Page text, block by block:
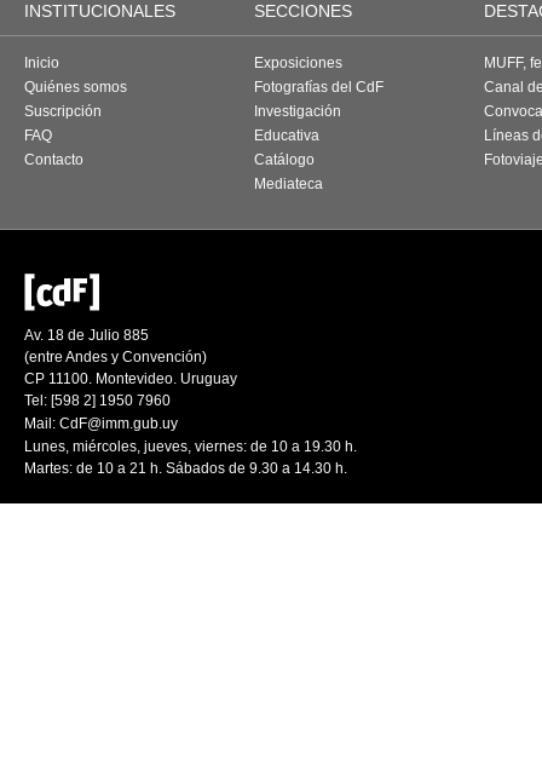
INSTITUCIONALES SECCIONES
Inicio
Quiénes somos
Suscripción
FAQ
Contacto
Exposiciones
Fotografías del CdF
Investigación
Educativa
Catálogo
Mediateca
MUFF,
Canal
Líneas
Av. 18 de Julio 885
(entre Andes y Convención)
CP 11100. Montevideo. Uruguay
Tel: [598 2] 1950 7960
Mail: CdF@imm.gub.uy
Lunes, miércoles, jueves, viernes: de 10 a 19.30 h.
Martes: de 10 a 21 h. Sábados de 9.30 a 14.30 h.